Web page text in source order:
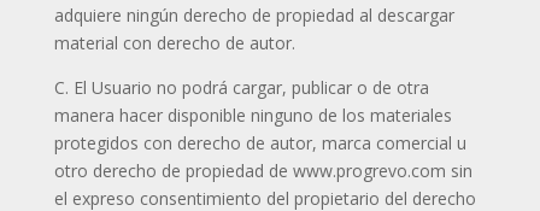
adquiere ningún derecho de propiedad al descargar
material con derecho de autor.
C. El Usuario no podrá cargar, publicar o de otra
manera hacer disponible ninguno de los materiales
protegidos con derecho de autor, marca comercial u
otro derecho de propiedad de www.progrevo.com sin
el expreso consentimiento del propietario del derecho